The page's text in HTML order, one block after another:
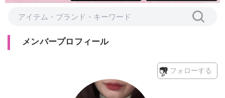
メンバープロフィール
フォローする